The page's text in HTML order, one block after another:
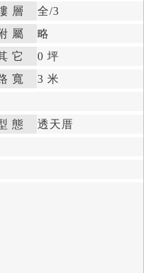
層 全/3
屬 略
它
0 坪
寬
3 米
態 透天厝